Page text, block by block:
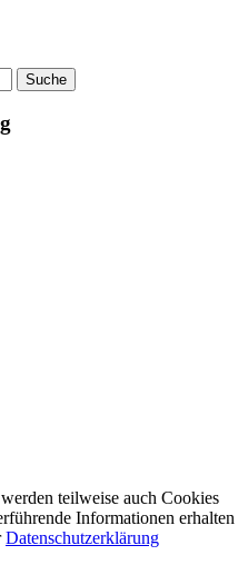
teilweise auch Cookies
Informationen erhalten
Datenschutzerklärung